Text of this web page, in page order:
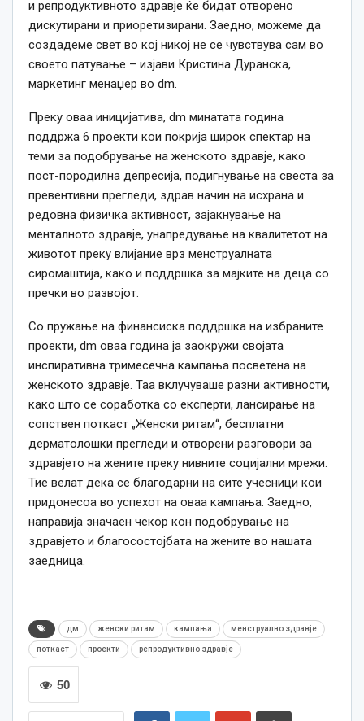
и репродуктивното здравје ќе бидат отворено
дискутирани и приоретизирани. Заедно, можеме да
создадеме свет во кој никој не се чувствува сам во
своето патување – изјави Кристина Дуранска,
маркетинг менаџер во dm.
Преку оваа иницијатива, dm минатата година
поддржа 6 проекти кои покрија широк спектар на
теми за подобрување на женското здравје, како
пост-породилна депресија, подигнување на свеста за
превентивни прегледи, здрав начин на исхрана и
редовна физичка активност, зајакнување на
менталното здравје, унапредување на квалитетот на
животот преку влијание врз менструалната
сиромаштија, како и поддршка за мајките на деца со
пречки во развојот.
Со пружање на финансиска поддршка на избраните
проекти, dm оваа година ја заокружи својата
инспиративна тримесечна кампања посветена на
женското здравје. Таа вклучуваше разни активности,
како што се соработка со експерти, лансирање на
сопствен поткаст „Женски ритам“, бесплатни
дерматолошки прегледи и отворени разговори за
здравјето на жените преку нивните социјални мрежи.
Тие велат дека се благодарни на сите учесници кои
придонесоа во успехот на оваа кампања. Заедно,
направија значаен чекор кон подобрување на
здравјето и благосостојбата на жените во нашата
заедница.
дм женски ритам кампања менструално здравје
поткаст проекти репродуктивно здравје
50